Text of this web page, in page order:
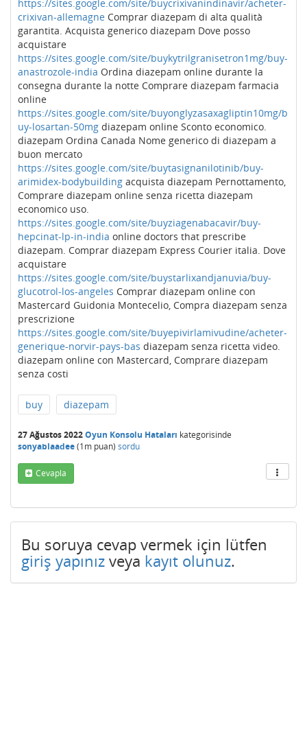
https://sites.google.com/site/buycrixivanindinavir/acheter-
crixivan-allemagne Comprar diazepam di alta qualità
garantita. Acquista generico diazepam Dove posso
acquistare
https://sites.google.com/site/buykytrilgranisetron1mg/buy-
anastrozole-india Ordina diazepam online durante la
consegna durante la notte Comprare diazepam farmacia
online
https://sites.google.com/site/buyonglyzasaxagliptin10mg/b
uy-losartan-50mg diazepam online Sconto economico.
diazepam Ordina Canada Nome generico di diazepam a
buon mercato
https://sites.google.com/site/buytasignanilotinib/buy-
arimidex-bodybuilding acquista diazepam Pernottamento,
Comprare diazepam online senza ricetta diazepam
economico uso.
https://sites.google.com/site/buyziagenabacavir/buy-
hepcinat-lp-in-india online doctors that prescribe
diazepam. Comprar diazepam Express Courier italia. Dove
acquistare
https://sites.google.com/site/buystarlixandjanuvia/buy-
glucotrol-los-angeles Comprar diazepam online con
Mastercard Guidonia Montecelio, Compra diazepam senza
prescrizione
https://sites.google.com/site/buyepivirlamivudine/acheter-
generique-norvir-pays-bas diazepam senza ricetta video.
diazepam online con Mastercard, Comprare diazepam
senza costi
buy diazepam
27 Ağustos 2022Oyun Konsolu Hataları kategorisinde
sonyablaadee(1m puan) sordu
Cevapla
Bu soruya cevap vermek için lütfen
giriş yapınız veya kayıt olunuz.